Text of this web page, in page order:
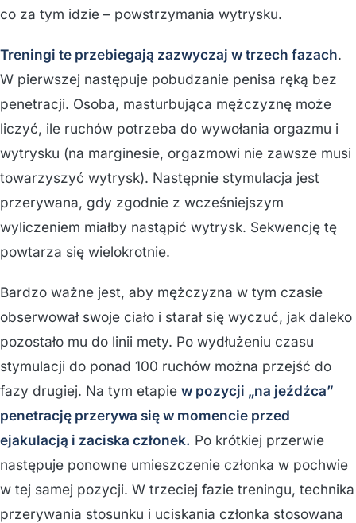
co za tym idzie – powstrzymania wytrysku.
Treningi te przebiegają zazwyczaj w trzech fazach.
W pierwszej następuje pobudzanie penisa ręką bez
penetracji. Osoba, masturbująca mężczyznę może
liczyć, ile ruchów potrzeba do wywołania orgazmu i
wytrysku (na marginesie, orgazmowi nie zawsze musi
towarzyszyć wytrysk). Następnie stymulacja jest
przerywana, gdy zgodnie z wcześniejszym
wyliczeniem miałby nastąpić wytrysk. Sekwencję tę
powtarza się wielokrotnie.
Bardzo ważne jest, aby mężczyzna w tym czasie
obserwował swoje ciało i starał się wyczuć, jak daleko
pozostało mu do linii mety. Po wydłużeniu czasu
stymulacji do ponad 100 ruchów można przejść do
fazy drugiej. Na tym etapie w pozycji „na jeźdźca”
penetrację przerywa się w momencie przed
ejakulacją i zaciska członek. Po krótkiej przerwie
następuje ponowne umieszczenie członka w pochwie
w tej samej pozycji. W trzeciej fazie treningu, technika
przerywania stosunku i uciskania członka stosowana